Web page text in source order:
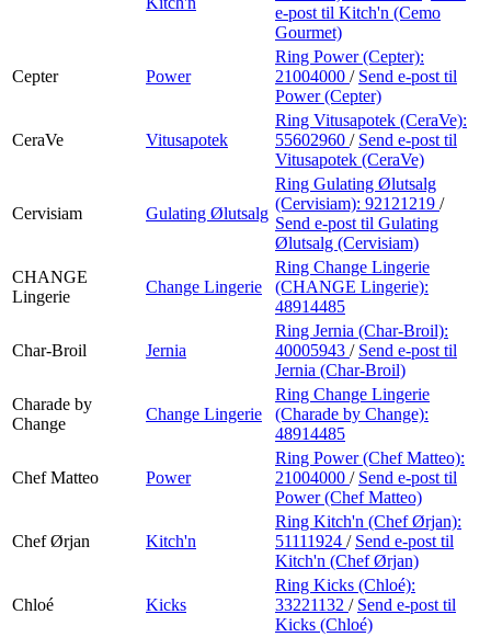
e-post til Kitch'n (Cemo
Gourmet)
Cepter Power
Ring Power (Cepter):
21004000 / Send e-post til
Power (Cepter)
CeraVe Vitusapotek
Ring Vitusapotek (CeraVe):
55602960 / Send e-post til
Vitusapotek (CeraVe)
Cervisiam Gulating Ølutsalg
Ring Gulating Ølutsalg
(Cervisiam): 92121219 /
Send e-post til Gulating
Ølutsalg (Cervisiam)
CHANGE
Lingerie
Change Lingerie
Ring Change Lingerie
(CHANGE Lingerie):
48914485
Char-Broil Jernia
Ring Jernia (Char-Broil):
40005943 / Send e-post til
Jernia (Char-Broil)
Charade by
Change
Change Lingerie
Ring Change Lingerie
(Charade by Change):
48914485
Chef Matteo Power
Ring Power (Chef Matteo):
21004000 / Send e-post til
Power (Chef Matteo)
Chef Ørjan Kitch'n
Ring Kitch'n (Chef Ørjan):
51111924 / Send e-post til
Kitch'n (Chef Ørjan)
Chloé Kicks
Ring Kicks (Chloé):
33221132 / Send e-post til
Kicks (Chloé)